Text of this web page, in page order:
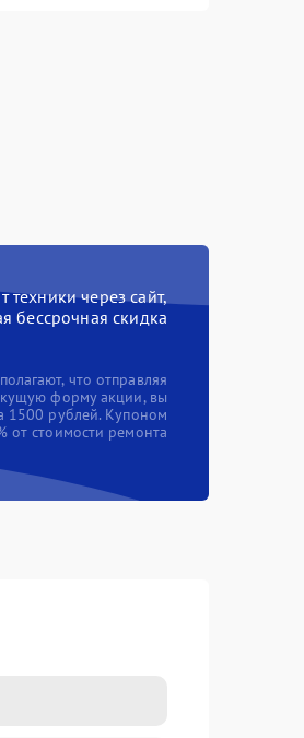
через сайт,
бессрочная скидка
что отправляя
форму акции, вы
1500 рублей. Купоном
от стоимости ремонта